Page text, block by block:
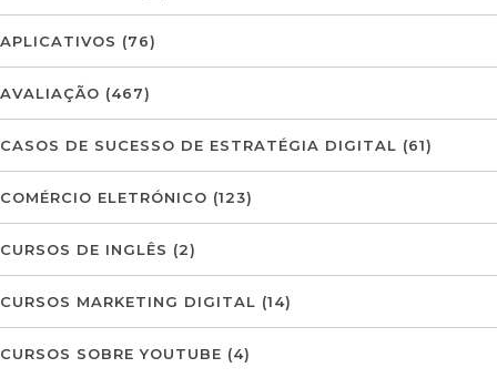
APLICATIVOS (76)
AVALIAÇÃO (467)
CASOS DE SUCESSO DE ESTRATÉGIA DIGITAL (61)
COMÉRCIO ELETRÓNICO (123)
CURSOS DE INGLÊS (2)
CURSOS MARKETING DIGITAL (14)
CURSOS SOBRE YOUTUBE (4)